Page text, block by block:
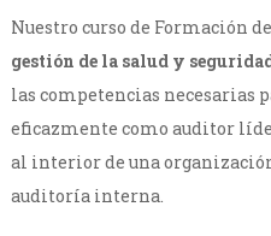
Nuestro curso de Formación de
gestión de la salud y
las competencias necesarias
eficazmente como auditor
al interior de una
auditoría interna.